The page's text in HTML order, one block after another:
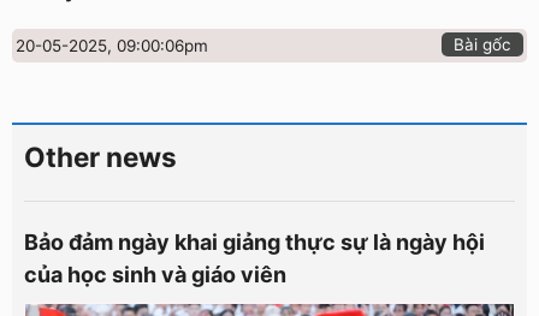
20-05-2025, 09:00:06pm Bài gốc
Other news
Bảo đảm ngày khai giảng thực sự là ngày hội
của học sinh và giáo viên